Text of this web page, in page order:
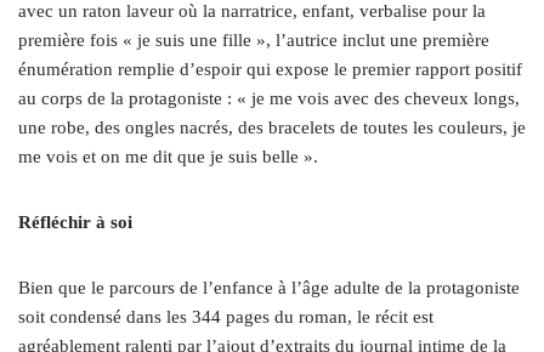
avec un raton laveur où la narratrice, enfant, verbalise pour la
première fois « je suis une fille », l’autrice inclut une première
énumération remplie d’espoir qui expose le premier rapport positif
au corps de la protagoniste : « je me vois avec des cheveux longs,
une robe, des ongles nacrés, des bracelets de toutes les couleurs, je
me vois et on me dit que je suis belle ».
Réfléchir à soi
Bien que le parcours de l’enfance à l’âge adulte de la protagoniste
soit condensé dans les 344 pages du roman, le récit est
agréablement ralenti par l’ajout d’extraits du journal intime de la